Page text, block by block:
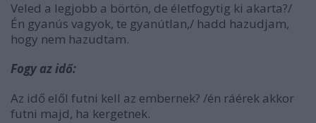
Veled a legjobb a börtön, de életfogytig ki akarta?/
Én gyanús vagyok, te gyanútlan,/ hadd hazudjam,
hogy nem hazudtam.
Fogy az idő:
Az idő elől futni kell az embernek? /én ráérek akkor
futni majd, ha kergetnek.